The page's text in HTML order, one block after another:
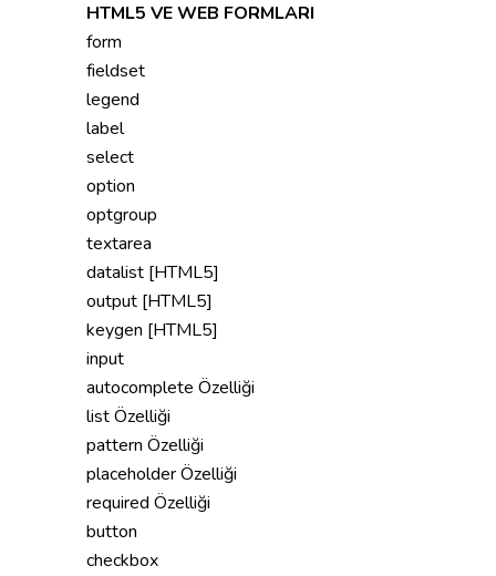
HTML5 VE WEB FORMLARI
form
fieldset
legend
label
select
option
optgroup
textarea
datalist [HTML5]
output [HTML5]
keygen [HTML5]
input
autocomplete Özelliği
list Özelliği
pattern Özelliği
placeholder Özelliği
required Özelliği
button
checkbox